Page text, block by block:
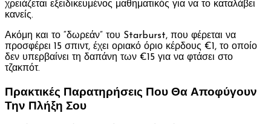
χρειάζεται εξειδικευμένος μαθηματικός για να το καταλάβει
κανείς.
Ακόμη και το “δωρεάν” του Starburst, που φέρεται να
προσφέρει 15 σπιντ, έχει οριακό όριο κέρδους €1, το οποίο
δεν υπερβαίνει τη δαπάνη των €15 για να φτάσει στο
τζακπότ.
Πρακτικές Παρατηρήσεις Που Θα Αποφύγουν
Την Πλήξη Σου